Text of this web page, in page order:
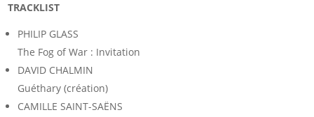
TRACKLIST
PHILIP GLASS
The Fog of War : Invitation
DAVID CHALMIN
Guéthary (création)
CAMILLE SAINT-SAËNS